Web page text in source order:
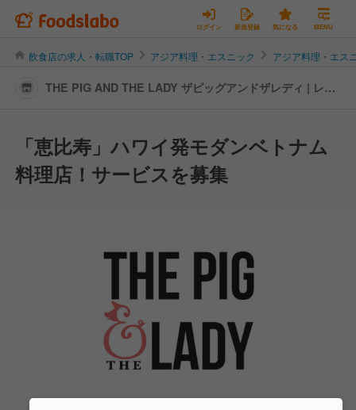
ログイン 新規登録 気になる MENU
飲食店の求人・転職TOP アジア料理・エスニック アジア料理・エス
THE PIG AND THE LADY ザピッグアンドザレディ | レス
「恵比寿」ハワイ発モダンベトナム
料理店！サービスを募集